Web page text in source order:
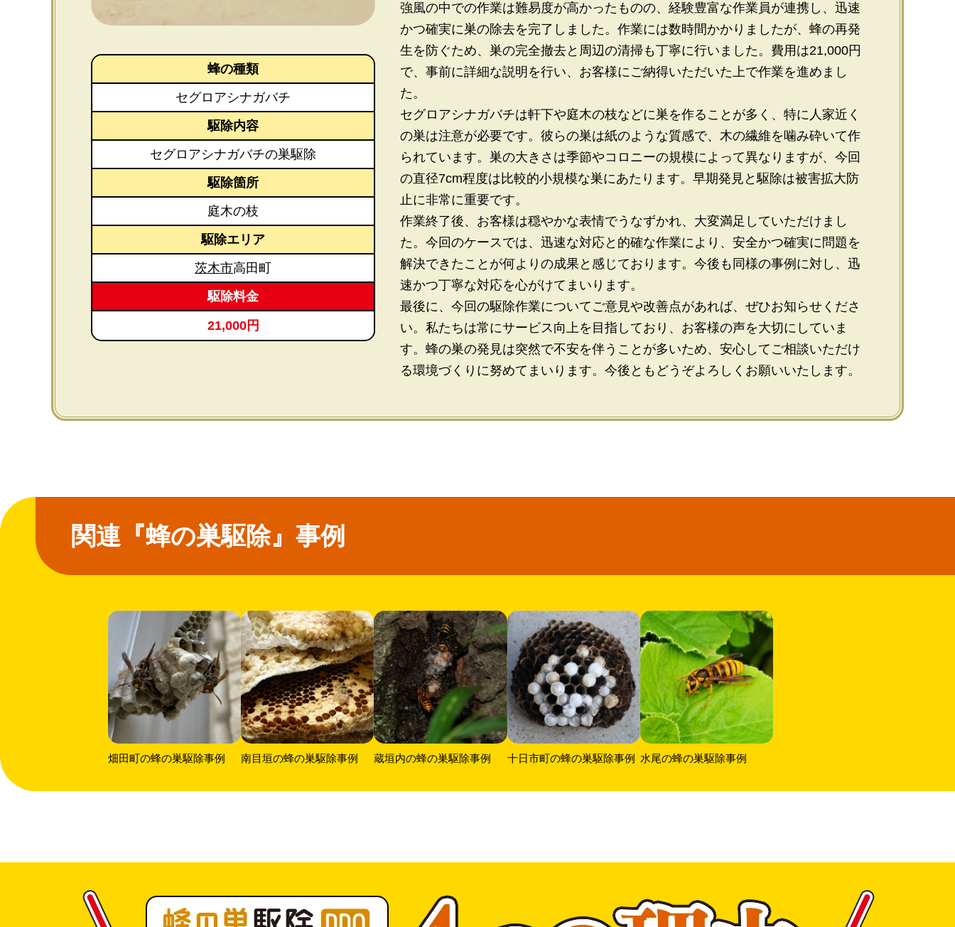
蜂の種類
セグロアシナガバチ
駆除内容
セグロアシナガバチの巣駆除
駆除箇所
庭木の枝
駆除エリア
茨木市高田町
駆除料金
21,000円
強風の中での作業は難易度が高かったものの、経験豊富な作業員が連携し、迅速
かつ確実に巣の除去を完了しました。作業には数時間かかりましたが、蜂の再発
生を防ぐため、巣の完全撤去と周辺の清掃も丁寧に行いました。費用は21,000円
で、事前に詳細な説明を行い、お客様にご納得いただいた上で作業を進めまし
た。
セグロアシナガバチは軒下や庭木の枝などに巣を作ることが多く、特に人家近く
の巣は注意が必要です。彼らの巣は紙のような質感で、木の繊維を噛み砕いて作
られています。巣の大きさは季節やコロニーの規模によって異なりますが、今回
の直径7cm程度は比較的小規模な巣にあたります。早期発見と駆除は被害拡大防
止に非常に重要です。
作業終了後、お客様は穏やかな表情でうなずかれ、大変満足していただけまし
た。今回のケースでは、迅速な対応と的確な作業により、安全かつ確実に問題を
解決できたことが何よりの成果と感じております。今後も同様の事例に対し、迅
速かつ丁寧な対応を心がけてまいります。
最後に、今回の駆除作業についてご意見や改善点があれば、ぜひお知らせくださ
い。私たちは常にサービス向上を目指しており、お客様の声を大切にしていま
す。蜂の巣の発見は突然で不安を伴うことが多いため、安心してご相談いただけ
る環境づくりに努めてまいります。今後ともどうぞよろしくお願いいたします。
関連『蜂の巣駆除』事例
畑田町の蜂の巣駆除事例 南目垣の蜂の巣駆除事例 蔵垣内の蜂の巣駆除事例 十日市町の蜂の巣駆除事例 水尾の蜂の巣駆除事例